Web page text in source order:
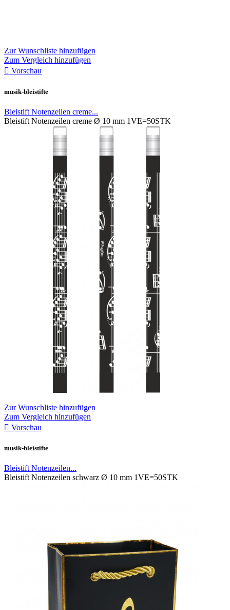
Zur Wunschliste hinzufügen
Zum Vergleich hinzufügen
 Vorschau
musik-bleistifte
Bleistift Notenzeilen creme...
Bleistift Notenzeilen creme Ø 10 mm 1VE=50STK
Zur Wunschliste hinzufügen
Zum Vergleich hinzufügen
 Vorschau
musik-bleistifte
Bleistift Notenzeilen...
Bleistift Notenzeilen schwarz Ø 10 mm 1VE=50STK